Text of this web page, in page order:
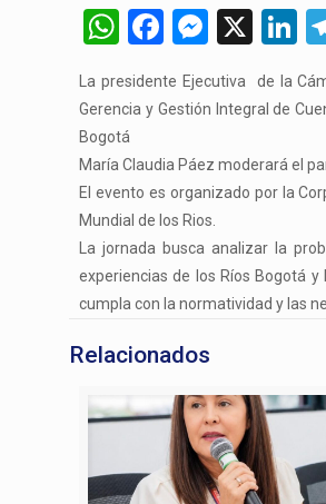
WhatsApp
Facebook
X
La presidente Ejecutiva de la
Gerencia y Gestión Integral de
Bogotá
María Claudia Páez moderará el
El evento es organizado por la
Mundial de los Rios.
La jornada busca analizar la
experiencias de los Ríos Bogotá
cumpla con la normatividad y las
Relacionados